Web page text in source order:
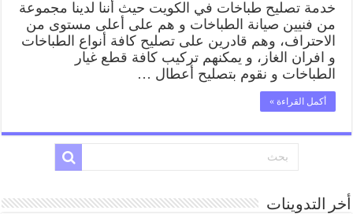
خدمة تصليح طباخات في الكويت حيث أننا لدينا مجموعة
من فنيين صيانة الطباخات و هم على أعلى مستوى من
الاحتراف، وهم قادرين على تصليح كافة أنواع الطباخات
و افران الغاز، و يمكنهم تركيب كافة قطع غيار
الطباخات و نقوم بتصليح أعطال …
أكمل القراءة »
أخر التدوينات